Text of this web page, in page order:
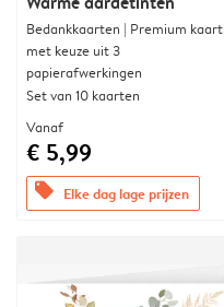
Bedankkaarten | Premium kaart
met keuze uit 3
papierafwerkingen
Set van 10 kaarten
Vanaf
€ 5,99
offers Elke dag lage prijzen